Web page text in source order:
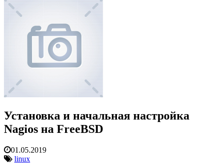
Установка и начальная настройка
Nagios на FreeBSD
01.05.2019
linux